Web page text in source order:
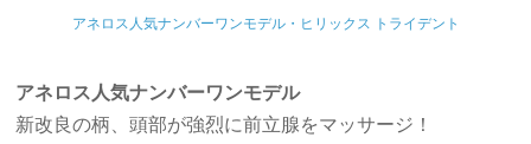
アネロス人気ナンバーワンモデル・ヒリックス トライデント
アネロス人気ナンバーワンモデル
新改良の柄、頭部が強烈に前立腺をマッサージ！